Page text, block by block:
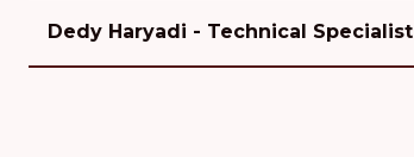
Dedy Haryadi - Technical Specialist